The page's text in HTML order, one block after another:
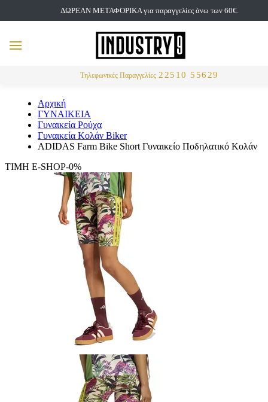
ΔΩΡΕΑΝ ΜΕΤΑΦΟΡΙΚΑ για παραγγελίες άνω των 60€.
Τηλεφωνικές Παραγγελίες 22510 55629
MENU
Αρχική
ΓΥΝΑΙΚΕΙΑ
Γυναικεία Ρούχα
Γυναικεία Κολάν Biker
ADIDAS Farm Bike Short Γυναικείο Ποδηλατικό Κολάν
ΤΙΜΗ E-SHOP-0%